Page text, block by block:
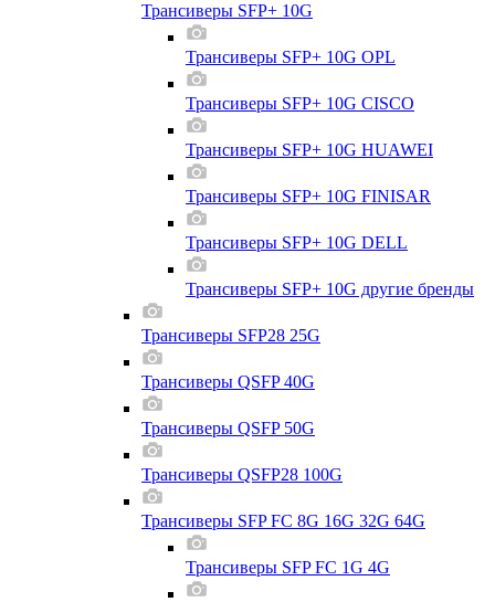
Трансиверы SFP+ 10G
Трансиверы SFP+ 10G OPL
Трансиверы SFP+ 10G CISCO
Трансиверы SFP+ 10G HUAWEI
Трансиверы SFP+ 10G FINISAR
Трансиверы SFP+ 10G DELL
Трансиверы SFP+ 10G другие бренды
Трансиверы SFP28 25G
Трансиверы QSFP 40G
Трансиверы QSFP 50G
Трансиверы QSFP28 100G
Трансиверы SFP FC 8G 16G 32G 64G
Трансиверы SFP FC 1G 4G